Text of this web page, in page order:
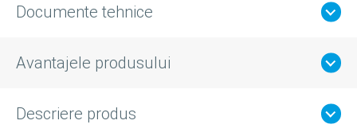
Documente tehnice
Avantajele produsului
Descriere produs